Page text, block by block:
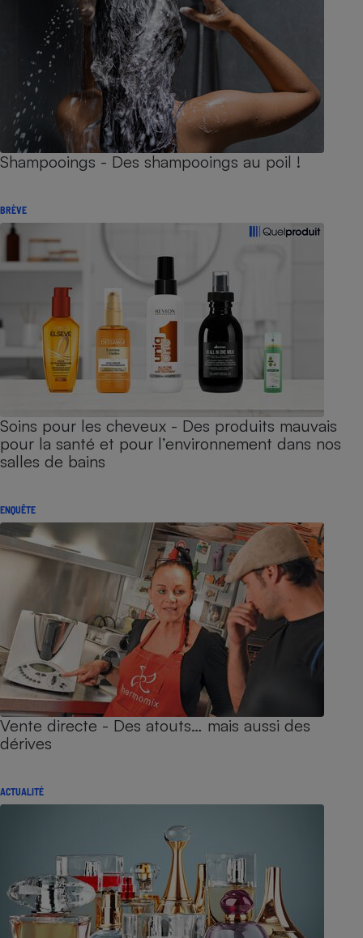
Shampooings - Des shampooings au poil !
BRÈVE
Soins pour les cheveux - Des produits mauvais
pour la santé et pour l’environnement dans nos
salles de bains
ENQUÊTE
Vente directe - Des atouts… mais aussi des
dérives
ACTUALITÉ